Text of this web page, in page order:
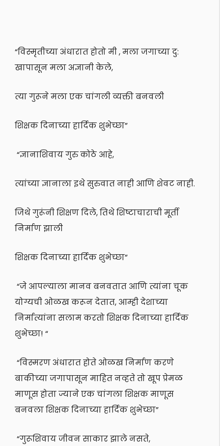
“विस्मृतीच्या अंधारात होतो मी , मला जगाच्या दु:
खापासून मला अज्ञानी केले,
त्या गुरूने मला एक चांगली व्यक्ती बनवली
शिक्षक दिनाच्या हार्दिक शुभेच्छा”
“ज्ञानाशिवाय गुरु कोठे आहे,
त्यांच्या ज्ञानाला इथे सुरुवात नाही आणि शेवट नाही.
जिथे गुरूंनी शिक्षण दिले, तिथे शिष्टाचाराची मूर्ती
निर्माण झाली
शिक्षक दिनाच्या हार्दिक शुभेच्छा”
“जे आपल्याला मानव बनवतात आणि त्यांना चूक
योग्यची ओळख करून देतात, आम्ही देशाच्या
निर्मात्यांना सलाम करतो शिक्षक दिनाच्या हार्दिक
शुभेच्छा! “
“विस्मरण अंधारात होते ओळख निर्माण करणे
बाकीच्या जगापासून माहित नव्हते तो खूप प्रेमळ
माणूस होता ज्याने एक चांगला शिक्षक माणूस
बनवलाशिक्षक दिनाच्या हार्दिक शुभेच्छा”
“गुरूशिवाय जीवन साकार झाले नसते,